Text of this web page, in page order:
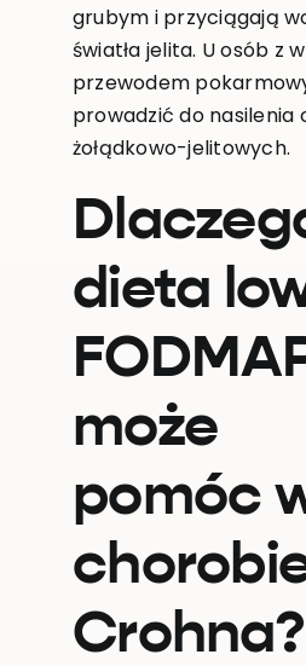
grubym i przyciągają
światła jelita. U osób z
przewodem
prowadzić do nasilenia
żołądkowo-jelitowych.
dieta
może
pomóc
Crohna?